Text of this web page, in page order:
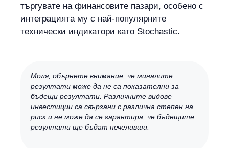
търгувате на финансовите пазари, особено с
интеграцията му с най-популярните
технически индикатори като Stochastic.
Моля, обърнете внимание, че миналите
резултати може да не са показателни за
бъдещи резултати. Различните видове
инвестиции са свързани с различна степен на
риск и не може да се гарантира, че бъдещите
резултати ще бъдат печеливши.